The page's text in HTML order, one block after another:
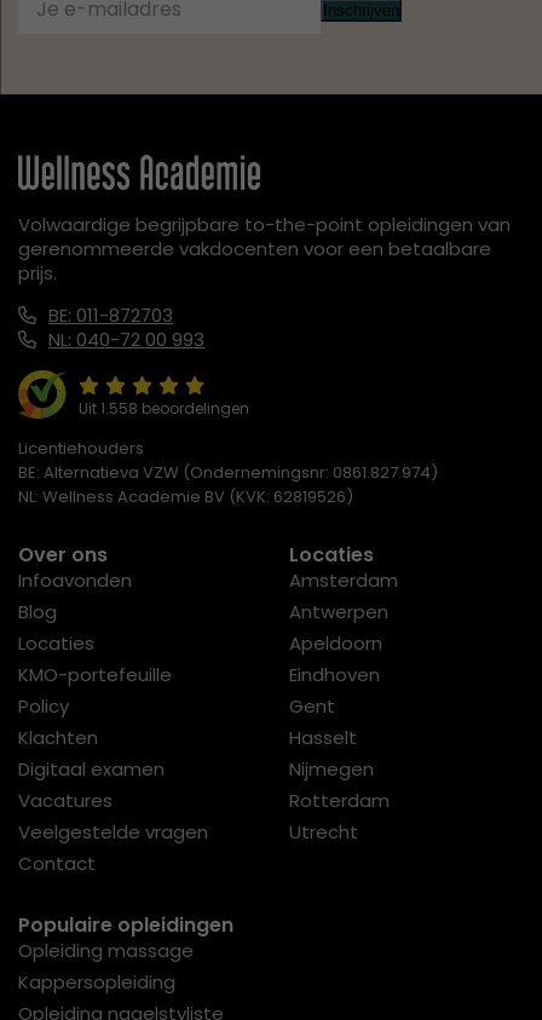
Inschrijven
Volwaardige begrijpbare to-the-point opleidingen van
gerenommeerde vakdocenten voor een betaalbare
prijs.
BE: 011-872703
NL: 040-72 00 993
Uit 1.558 beoordelingen
Licentiehouders
BE: Alternatieva VZW (Ondernemingsnr: 0861.827.974)
NL: Wellness Academie BV (KVK: 62819526)
Over ons
Infoavonden
Blog
Locaties
KMO-portefeuille
Policy
Klachten
Digitaal examen
Vacatures
Veelgestelde vragen
Contact
Locaties
Amsterdam
Antwerpen
Apeldoorn
Eindhoven
Gent
Hasselt
Nijmegen
Rotterdam
Utrecht
Populaire opleidingen
Opleiding massage
Kappersopleiding
Opleiding nagelstyliste